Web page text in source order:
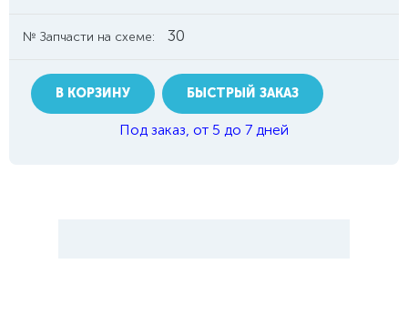
№ Запчасти на схеме: 30
В КОРЗИНУ БЫСТРЫЙ ЗАКАЗ
Под заказ, от 5 до 7 дней